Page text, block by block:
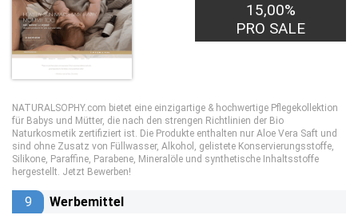
15,00%
PRO SALE
NATURALSOPHY.com bietet eine einzigartige & hochwertige Pflegekollektion
für Babys und Mütter, die nach den strengen Richtlinien der Bio
Naturkosmetik zertifiziert ist. Die Produkte enthalten nur Aloe Vera Saft und
sind ohne Zusatz von Füllwasser, Alkohol, gelistete Konservierungsstoffe,
Silikone, Paraffine, Parabene, Mineralöle und synthetische Inhaltsstoffe
hergestellt. Jetzt Bewerben!
9 Werbemittel